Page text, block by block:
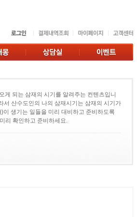
되는 삼재의 시기를 알려주는 컨텐츠입니
서 산수도인의 나의 삼재시기는 삼재의 시기가
생기는 일들을 미리 대비하고 준비하도록
리 확인하고 준비하세요.